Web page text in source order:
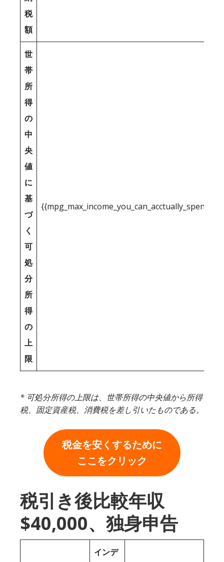
税
額
世
帯
所
得
の
中
央
値
に
基
づ
く
可
処
分
所
得
の
上
限
* 可処分所得の上限は、世帯所得の中央値から所得
税、固定資産税、消費税を差し引いたものである。
税金を安くするために
ここをクリック
税引き後比較年収
$40,000、独身申告
インデ